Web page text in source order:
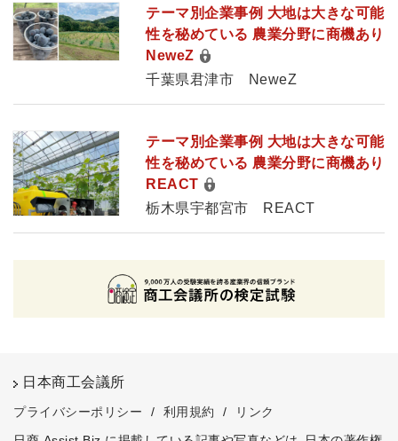
テーマ別企業事例 大地は大きな可能
性を秘めている 農業分野に商機あり
NeweZ
千葉県君津市 NeweZ
テーマ別企業事例 大地は大きな可能
性を秘めている 農業分野に商機あり
REACT
栃木県宇都宮市 REACT
日本商工会議所
プライバシーポリシー / 利用規約 /
リンク